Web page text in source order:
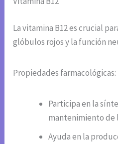
La vitamina B12 es crucial
glóbulos rojos y la función
Propiedades farmacológicas:
Participa en la
mantenimiento de
Ayuda en la